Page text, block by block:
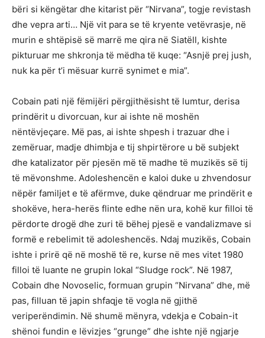
bëri si këngëtar dhe kitarist për “Nirvana”, togje revistash
dhe vepra arti… Një vit para se të kryente vetëvrasje, në
murin e shtëpisë së marrë me qira në Siatëll, kishte
pikturuar me shkronja të mëdha të kuqe: “Asnjë prej jush,
nuk ka për t’i mësuar kurrë synimet e mia”.
Cobain pati një fëmijëri përgjithësisht të lumtur, derisa
prindërit u divorcuan, kur ai ishte në moshën
nëntëvjeçare. Më pas, ai ishte shpesh i trazuar dhe i
zemëruar, madje dhimbja e tij shpirtërore u bë subjekt
dhe katalizator për pjesën më të madhe të muzikës së tij
të mëvonshme. Adoleshencën e kaloi duke u zhvendosur
nëpër familjet e të afërmve, duke qëndruar me prindërit e
shokëve, hera-herës flinte edhe nën ura, kohë kur filloi të
përdorte drogë dhe zuri të bëhej pjesë e vandalizmave si
formë e rebelimit të adoleshencës. Ndaj muzikës, Cobain
ishte i prirë që në moshë të re, kurse në mes vitet 1980
filloi të luante ne grupin lokal “Sludge rock”. Në 1987,
Cobain dhe Novoselic, formuan grupin “Nirvana” dhe, më
pas, filluan të japin shfaqje të vogla në gjithë
veriperëndimin. Në shumë mënyra, vdekja e Cobain-it
shënoi fundin e lëvizjes “grunge” dhe ishte një ngjarje